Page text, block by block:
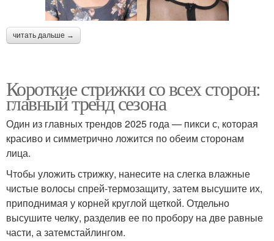
читать дальше →
Короткие стрижки со всех сторон:
главный тренд сезона
Один из главных трендов 2025 года — пикси с, которая
красиво и симметрично ложится по обеим сторонам
лица.
Чтобы уложить стрижку, нанесите на слегка влажные
чистые волосы спрей-термозащиту, затем высушите их,
приподнимая у корней круглой щеткой. Отдельно
высушите челку, разделив ее по пробору на две равные
части, а затемстайлингом.